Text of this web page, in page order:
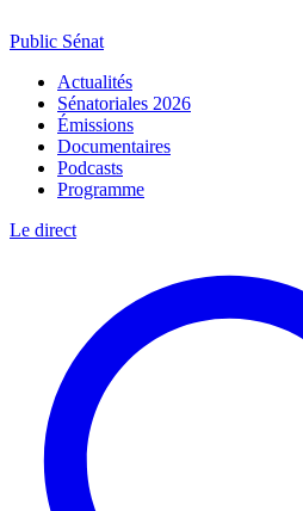
Public Sénat
Actualités
Sénatoriales 2026
Émissions
Documentaires
Podcasts
Programme
Le direct